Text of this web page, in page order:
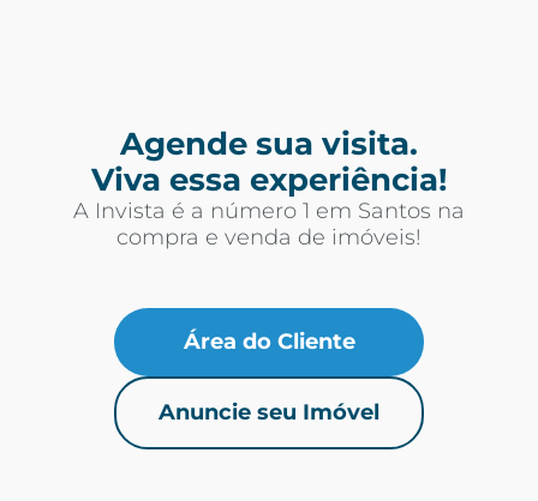
Agende sua visita.
Viva essa experiência!
A Invista é a número 1 em Santos na
compra e venda de imóveis!
Área do Cliente
Anuncie seu Imóvel